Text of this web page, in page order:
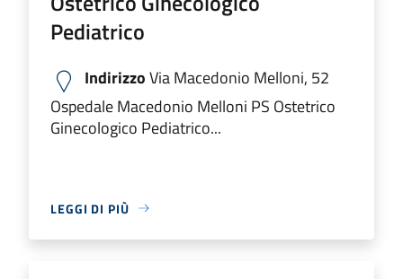
Pediatrico
IndirizzoVia Macedonio Melloni, 52
Ospedale Macedonio Melloni PS Ostetrico
Ginecologico Pediatrico...
LEGGI DI PIÙ